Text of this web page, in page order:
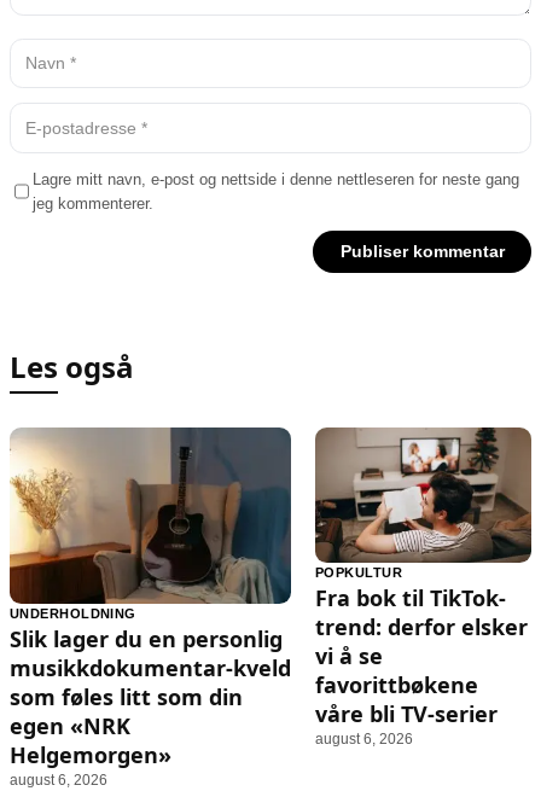
Lagre mitt navn, e-post og nettside i denne nettleseren for neste gang
jeg kommenterer.
Les også
UNDERHOLDNING
Slik lager du en personlig
musikkdokumentar‑kveld
som føles litt som din
egen «NRK
Helgemorgen»
august 6, 2026
POPKULTUR
Fra bok til TikTok-
trend: derfor elsker
vi å se
favorittbøkene
våre bli TV-serier
august 6, 2026